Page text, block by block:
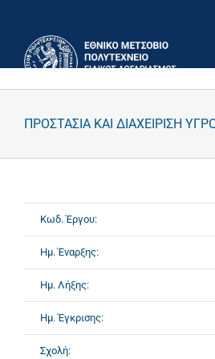
περιεχόμενο
ΠΡΟΣΤΑΣΙΑ ΚΑΙ ΔΙΑΧΕΙΡΙΣΗ
Κωδ. Έργου:
Ημ. Έναρξης:
Ημ. Λήξης:
Ημ. Έγκρισης:
Σχολή: